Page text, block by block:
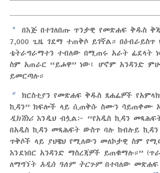
a
በእጅ በተገለበጡ ጥንታዊ የመጽሐፍ ቅዱስ
7,000 ጊዜ ገደማ ተጠቅሶ ይገኛል።
ቴትራግራማተን ተብለው በሚጠሩ አራት ፊደላት
ስም አጠራር “ይሖዋ” ነው፤ ሆኖም አንዳንድ
ይመርጣሉ።
b
ክርስቲያን የመጽሐፍ ቅዱስ ጸሐፊዎች
ኪዳን” ክፍሎች ላይ ሲጠቅሱ ስሙን ሳይጠቀሙ
ዲክሽነሪእንዲህ ብሏል፦ “የአዲስ ኪዳን
በአዲስ ኪዳን መጻሕፍት ውስጥ ባሉ ከብሉይ
ጥቅሶች ላይ ያህዌህ የሚለውን መለኮታዊ ስም
እንደነበር አንዳንድ ማስረጃዎች ይጠቁማሉ።”
ለማግኘት አዲስ ዓለም ትርጉምበተባለው መጽሐፍ